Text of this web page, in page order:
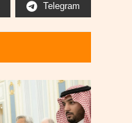
Telegram